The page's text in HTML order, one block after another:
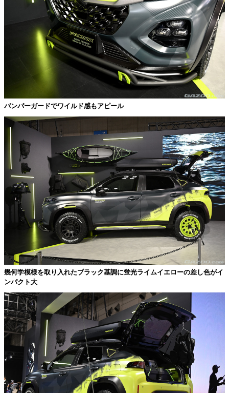
バンパーガードでワイルド感もアピール
幾何学模様を取り入れたブラック基調に蛍光ライムイエローの差し色がイ
ンパクト大